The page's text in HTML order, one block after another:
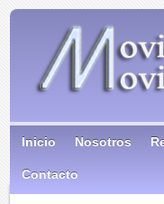
Inicio Nosotros
Contacto